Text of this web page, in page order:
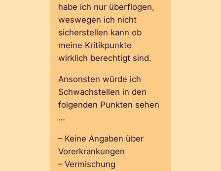
habe ich nur überflogen,
weswegen ich nicht
sicherstellen kann ob
meine Kritikpunkte
wirklich berechtigt sind.
Ansonsten würde ich
Schwachstellen in den
folgenden Punkten sehen
…
– Keine Angaben über
Vorerkrankungen
– Vermischung